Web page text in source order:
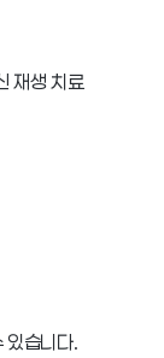
있습니다.